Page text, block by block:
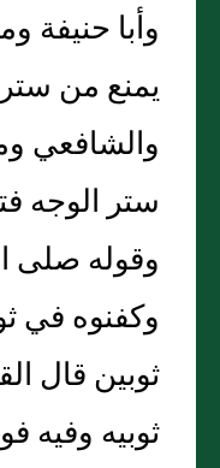
وأبا حنيفة
يمنع من
والشافعي
ستر الوجه
وقوله صلى
وكفنوه في
ثوبين قال
ثوبيه وفيه